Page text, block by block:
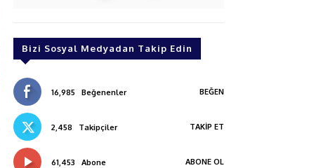
Bizi Sosyal Medyadan Takip Edin
16,985 Beğenenler BEĞEN
2,458 Takipçiler TAKIP ET
61,453 Abone ABONE OL